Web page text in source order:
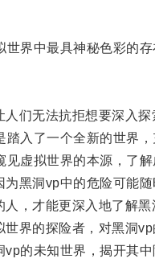
界中最具神秘色彩的存
们无法抗拒想要深入探
了一个全新的世界，
虚拟世界的本源，了解
黑洞vp中的危险可能随
才能更深入地了解黑
的探险者，对黑洞vp
的未知世界，揭开其中